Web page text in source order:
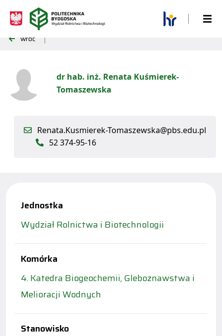
wróć
dr hab. inż. Renata Kuśmierek-
Tomaszewska
Renata.Kusmierek-Tomaszewska@pbs.edu.pl
52 374-95-16
Jednostka
Wydział Rolnictwa i Biotechnologii
Komórka
4. Katedra Biogeochemii, Gleboznawstwa i
Melioracji Wodnych
Stanowisko